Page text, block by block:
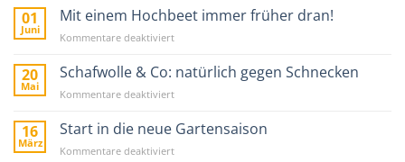
Igelhaus
den
01
Juni
Mit einem Hochbeet immer früher dran!
Kommentare deaktiviertfür
einem
immer
dran!
20
Mai
Schafwolle & Co: natürlich gegen Schnecken
Kommentare deaktiviertfür
&
natürlich
16
März
Start in die neue Gartensaison
Kommentare deaktiviertfür